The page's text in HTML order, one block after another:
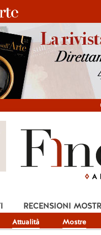
Attualità Mostre
RECENSIONI